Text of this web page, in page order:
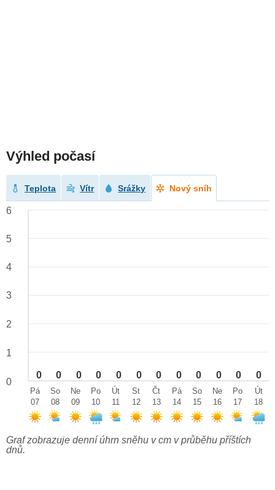
Výhled počasí
Teplota Vítr Srážky Nový sníh
0 0 0 0 0 0 0 0 0 0 0 0
6
5
4
3
2
1
0
Pá
07
So
08
Ne
09
Po
10
Út
11
St
12
Čt
13
Pá
14
So
15
Ne
16
Po
17
Út
18
Graf zobrazuje denní úhrn sněhu v cm v průběhu příštích
dnů.